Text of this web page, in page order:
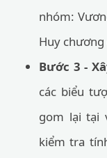
nhóm:
Huy chương
Bước 3 -
các biểu
gom lại tại
kiểm tra